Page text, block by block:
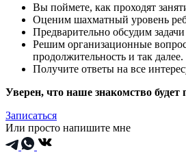
Вы поймете, как проходят
Оценим шахматный уровень
Предварительно обсудим
Решим организационные
продолжительность и так далее.
Получите ответы на все
Уверен, что наше знакомство
Записаться
Или просто напишите мне